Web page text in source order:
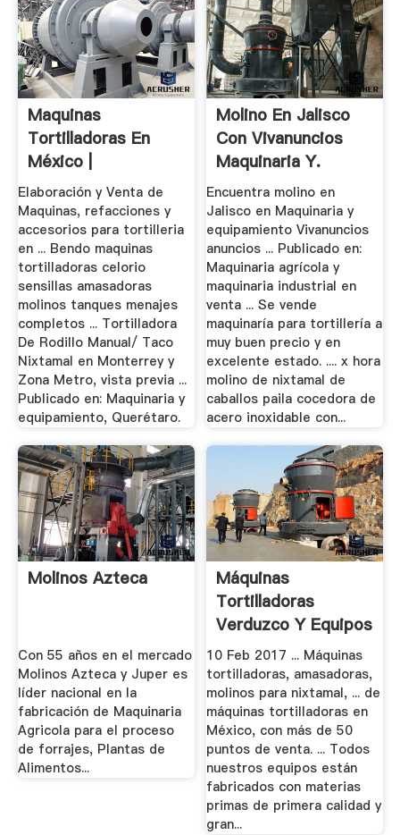
Maquinas
Tortilladoras En
México |
Vivanuncios
Anuncios.
Elaboración y Venta de
Maquinas, refacciones y
accesorios para tortilleria
en ... Bendo maquinas
tortilladoras celorio
sensillas amasadoras
molinos tanques menajes
completos ... Tortilladora
De Rodillo Manual/ Taco
Nixtamal en Monterrey y
Zona Metro, vista previa ...
Publicado en: Maquinaria y
equipamiento, Querétaro.
Molino En Jalisco
Con Vivanuncios
Maquinaria Y.
Encuentra molino en
Jalisco en Maquinaria y
equipamiento Vivanuncios
anuncios ... Publicado en:
Maquinaria agrícola y
maquinaria industrial en
venta ... Se vende
maquinaría para tortillería a
muy buen precio y en
excelente estado. .... x hora
molino de nixtamal de
caballos paila cocedora de
acero inoxidable con...
Molinos Azteca
Con 55 años en el mercado
Molinos Azteca y Juper es
líder nacional en la
fabricación de Maquinaria
Agricola para el proceso
de forrajes, Plantas de
Alimentos...
Máquinas
Tortilladoras
Verduzco Y Equipos
Para La Industria De
La.
10 Feb 2017 ... Máquinas
tortilladoras, amasadoras,
molinos para nixtamal, ... de
máquinas tortilladoras en
México, con más de 50
puntos de venta. ... Todos
nuestros equipos están
fabricados con materias
primas de primera calidad y
gran...